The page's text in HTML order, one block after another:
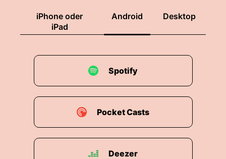
iPhone oder
iPad
Android Desktop
Spotify
Pocket Casts
Deezer